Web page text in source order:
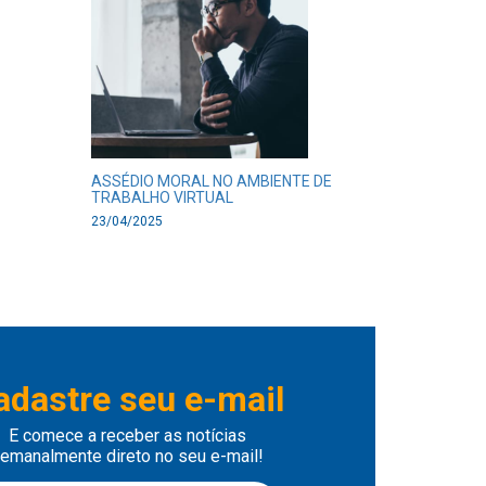
ASSÉDIO MORAL NO AMBIENTE DE
TRABALHO VIRTUAL
23/04/2025
seu e-mail
E comece a receber as notícias
direto no seu e-mail!